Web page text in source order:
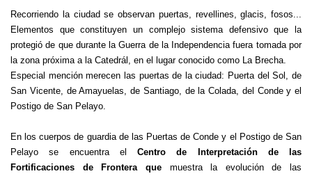
Recorriendo la ciudad se observan puertas, revellines, glacis, fosos...
Elementos que constituyen un complejo sistema defensivo que la
protegió de que durante la Guerra de la Independencia fuera tomada por
la zona próxima a la Catedrál, en el lugar conocido como La Brecha.
Especial mención merecen las puertas de la ciudad: Puerta del Sol, de
San Vicente, de Amayuelas, de Santiago, de la Colada, del Conde y el
Postigo de San Pelayo.
En los cuerpos de guardia de las Puertas de Conde y el Postigo de San
Pelayo se encuentra el Centro de Interpretación de las
Fortificaciones de Frontera quemuestra la evolución de las